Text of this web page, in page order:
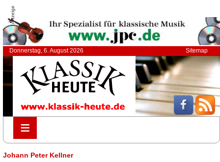
Anzeige
Donnerstag, 6. August 2026 Sitemap
≡
≡
Johann Peter Kellner